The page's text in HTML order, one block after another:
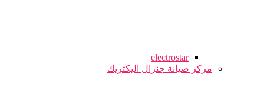
electrostar
مركز صيانة جنرال اليكتريك